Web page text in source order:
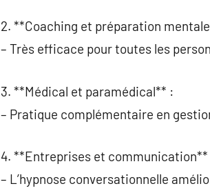
2. **Coaching et préparation
– Très efficace pour toutes les
3. **Médical et paramédical** :
– Pratique complémentaire en
4. **Entreprises et communication**
– L’hypnose conversationnelle